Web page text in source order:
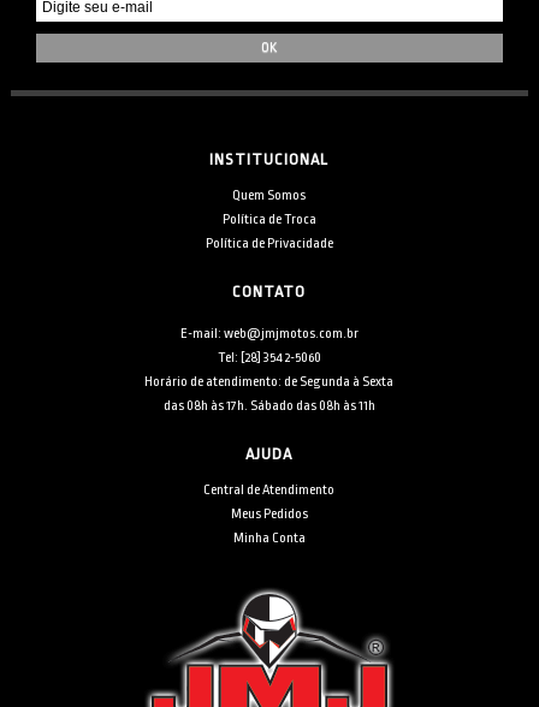
INSTITUCIONAL
Quem Somos
Política de Troca
Política de Privacidade
CONTATO
E-mail: web@jmjmotos.com.br
Tel: [28] 3542-5060
Horário de atendimento: de Segunda à Sexta
das 08h às 17h. Sábado das 08h às 11h
AJUDA
Central de Atendimento
Meus Pedidos
Minha Conta